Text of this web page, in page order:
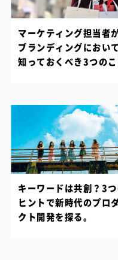
マーケティング担当者
ブランディングにおいて
知っておくべき3つのこ
キーワードは共創？3
ヒントで新時代のプロ
クト開発を探る。